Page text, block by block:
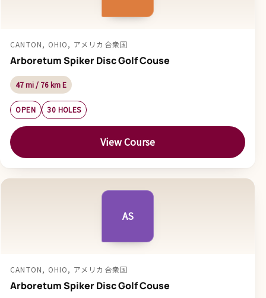
CANTON, OHIO, アメリカ合衆国
Arboretum Spiker Disc Golf Couse
47 mi / 76 km E
OPEN 30 HOLES
View Course
AS
CANTON, OHIO, アメリカ合衆国
Arboretum Spiker Disc Golf Couse